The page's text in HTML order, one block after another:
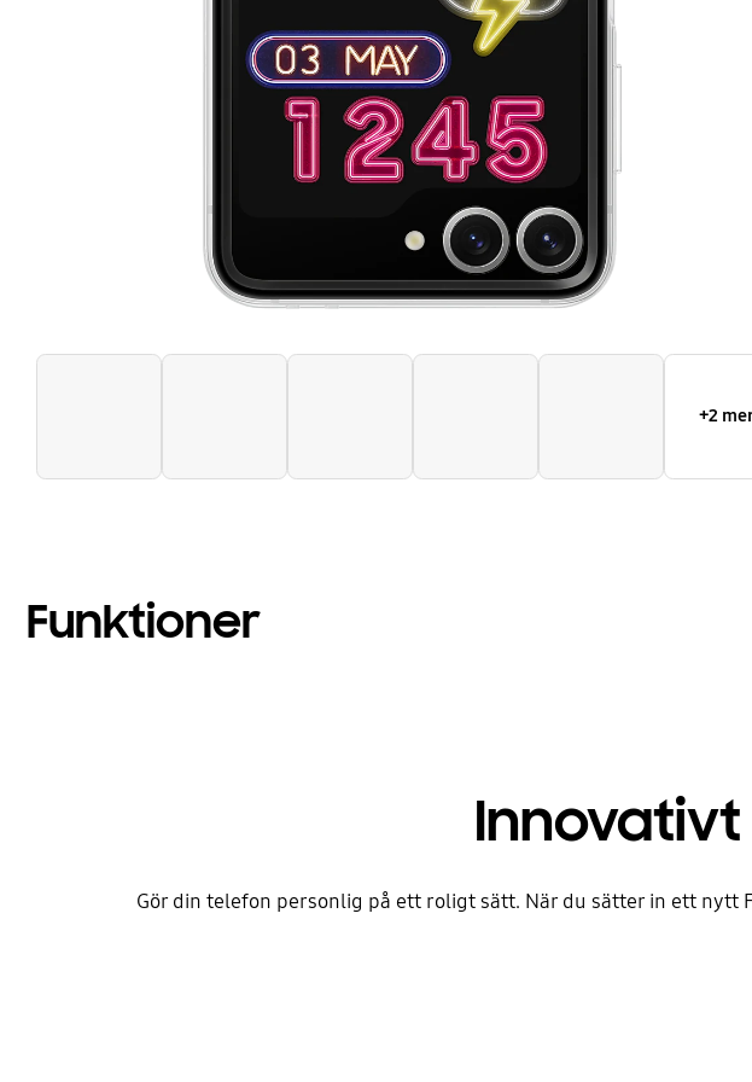
+2
Funktioner
Gör din telefon personlig på ett roligt sätt. När du sätter in ett